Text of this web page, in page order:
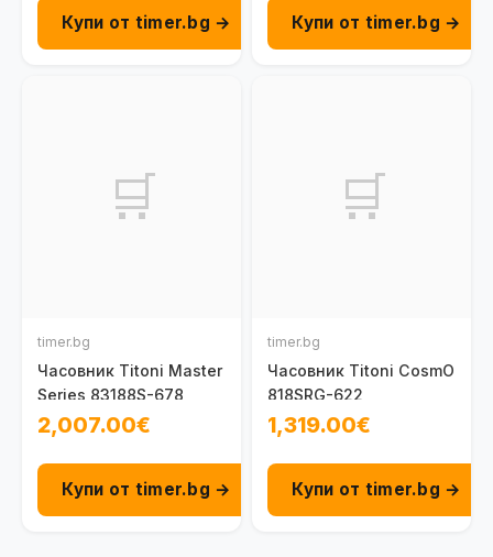
Купи от timer.bg → Купи от timer.bg →
🛒
timer.bg
Часовник Titoni Master
Series 83188S-678
2,007.00€
Купи от timer.bg →
🛒
timer.bg
Часовник Titoni CosmO
818SRG-622
1,319.00€
Купи от timer.bg →